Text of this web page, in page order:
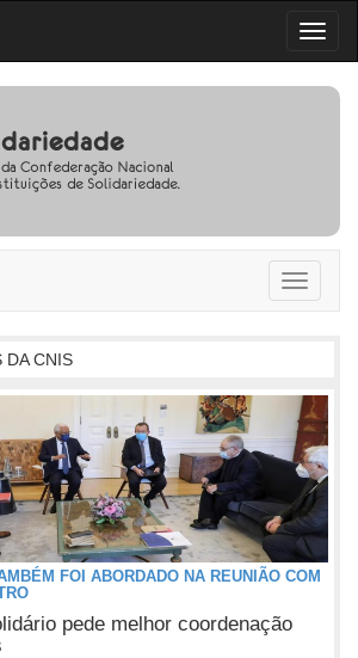
Toggle
DA CNIS
FOI ABORDADO NA REUNIÃO COM
pede melhor coordenação